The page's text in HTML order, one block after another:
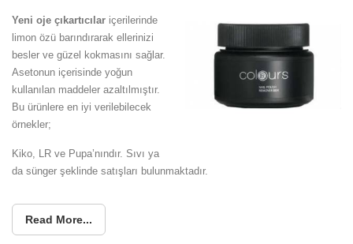
Yeni oje çıkartıcılar içerilerinde
limon özü barındırarak ellerinizi
besler ve güzel kokmasını sağlar.
Asetonun içerisinde yoğun
kullanılan maddeler azaltılmıştır.
Bu ürünlere en iyi verilebilecek
örnekler;
Kiko, LR ve Pupa’nındır. Sıvı ya
da sünger şeklinde satışları bulunmaktadır.
Read More...